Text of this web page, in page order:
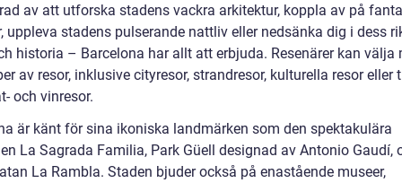
av att utforska stadens vackra arkitektur, koppla av på
uppleva stadens pulserande nattliv eller nedsänka dig i dess
historia – Barcelona har allt att erbjuda. Resenärer kan välja
av resor, inklusive cityresor, strandresor, kulturella resor eller
och vinresor.
är känt för sina ikoniska landmärken som den spektakulära
La Sagrada Familia, Park Güell designad av Antonio Gaudí,
La Rambla. Staden bjuder också på enastående museer,